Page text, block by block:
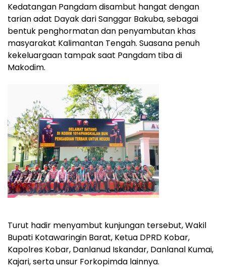
Kedatangan Pangdam disambut hangat dengan
tarian adat Dayak dari Sanggar Bakuba, sebagai
bentuk penghormatan dan penyambutan khas
masyarakat Kalimantan Tengah. Suasana penuh
kekeluargaan tampak saat Pangdam tiba di
Makodim.
Turut hadir menyambut kunjungan tersebut, Wakil
Bupati Kotawaringin Barat, Ketua DPRD Kobar,
Kapolres Kobar, Danlanud Iskandar, Danlanal Kumai,
Kajari, serta unsur Forkopimda lainnya.